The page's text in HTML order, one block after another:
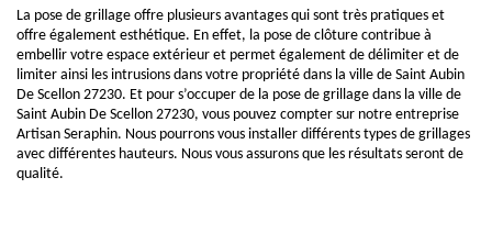
La pose de grillage offre plusieurs avantages qui sont très pratiques et
offre également esthétique. En effet, la pose de clôture contribue à
embellir votre espace extérieur et permet également de délimiter et de
limiter ainsi les intrusions dans votre propriété dans la ville de Saint Aubin
De Scellon 27230. Et pour s’occuper de la pose de grillage dans la ville de
Saint Aubin De Scellon 27230, vous pouvez compter sur notre entreprise
Artisan Seraphin. Nous pourrons vous installer différents types de grillages
avec différentes hauteurs. Nous vous assurons que les résultats seront de
qualité.